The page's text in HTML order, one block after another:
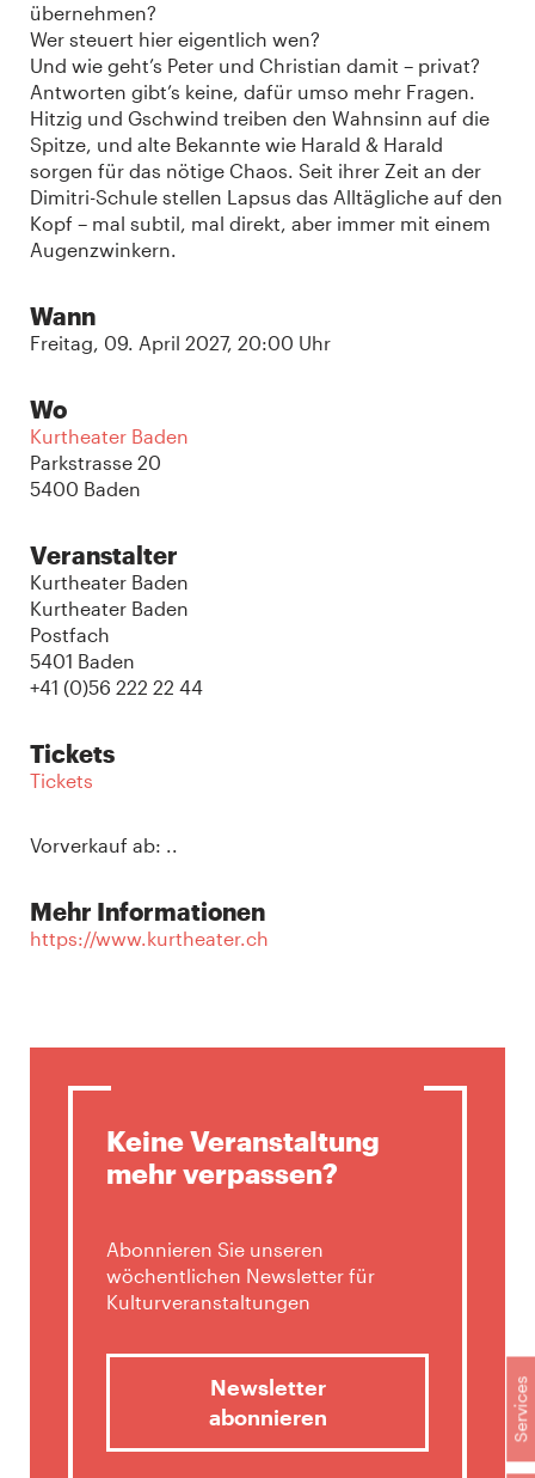
Services
übernehmen?
Wer steuert hier eigentlich wen?
Und wie geht’s Peter und Christian damit – privat?
Antworten gibt’s keine, dafür umso mehr Fragen.
Hitzig und Gschwind treiben den Wahnsinn auf die
Spitze, und alte Bekannte wie Harald & Harald
sorgen für das nötige Chaos. Seit ihrer Zeit an der
Dimitri-Schule stellen Lapsus das Alltägliche auf den
Kopf – mal subtil, mal direkt, aber immer mit einem
Augenzwinkern.
Wann
Freitag, 09. April 2027, 20:00 Uhr
Wo
Kurtheater Baden
Parkstrasse 20
5400 Baden
Veranstalter
Kurtheater Baden
Kurtheater Baden
Postfach
5401 Baden
+41 (0)56 222 22 44
Tickets
Tickets
Vorverkauf ab: ..
Mehr Informationen
https://www.kurtheater.ch
Keine Veranstaltung
mehr verpassen?
Abonnieren Sie unseren
wöchentlichen Newsletter für
Kulturveranstaltungen
Newsletter
abonnieren